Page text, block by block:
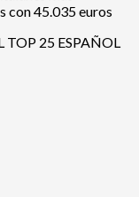
con 45.035 euros
TOP 25 ESPAÑOL